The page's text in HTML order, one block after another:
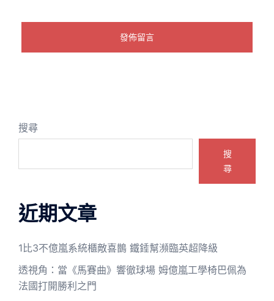
搜尋
搜
尋
近期文章
1比3不億嵐系統櫃敵喜鵲 鐵錘幫瀕臨英超降級
透視角：當《馬賽曲》響徹球場 姆億嵐工學椅巴佩為
法國打開勝利之門